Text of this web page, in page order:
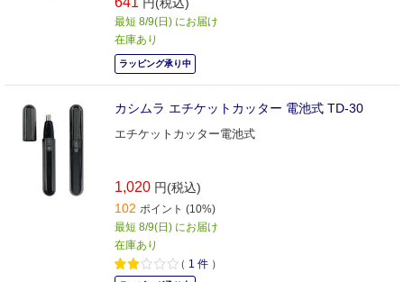
最短 8/9(日) にお届け
在庫あり
ラッピング承り中
カシムラ エチケットカッター 電池式 TD-30
エチケットカッター電池式
1,020 円(税込)
102 ポイント (10%)
最短 8/9(日) にお届け
在庫あり
（ 1 件 ）